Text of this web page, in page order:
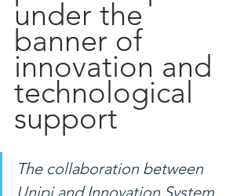
under the
banner of
innovation and
technological
support
The collaboration between